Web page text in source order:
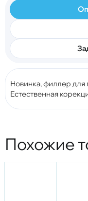
Новинка, филлер для
Естественная
Похожие